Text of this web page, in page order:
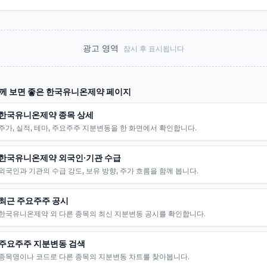
광고 영역 잠시 후 표시됩니다
보면 좋은 한국유니온제약페이지
국유니온제약 종목 상세
가, 실적, 테마, 주요주주 지분변동을 한 화면에서 확인합니다.
국유니온제약 외국인·기관 수급
국인과 기관의 수급 강도, 보유 방향, 주가 흐름을 함께 봅니다.
근 주요주주 공시
국유니온제약 외 다른 종목의 최신 지분변동 공시를 확인합니다.
요주주 지분변동 검색
목명이나 코드로 다른 종목의 지분변동 차트를 찾아봅니다.